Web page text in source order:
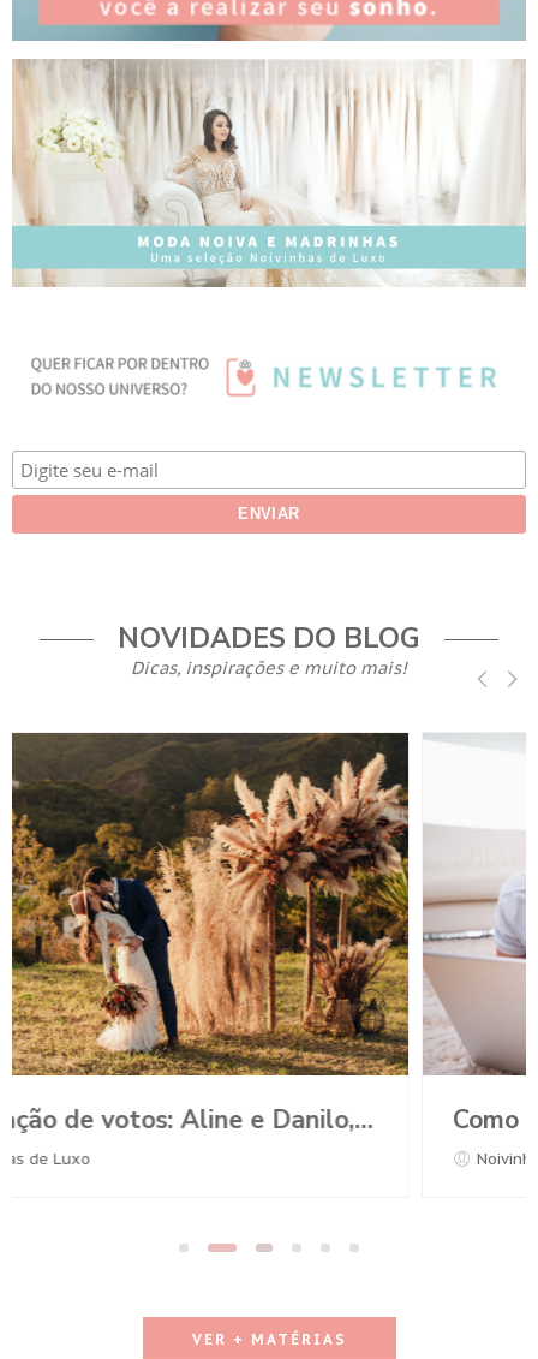
NOVIDADES DO BLOG
Dicas, inspirações e muito mais!
Como planejar o casamento durante a Pandemia?
Noivinhas de Luxo
VER + MATÉRIAS